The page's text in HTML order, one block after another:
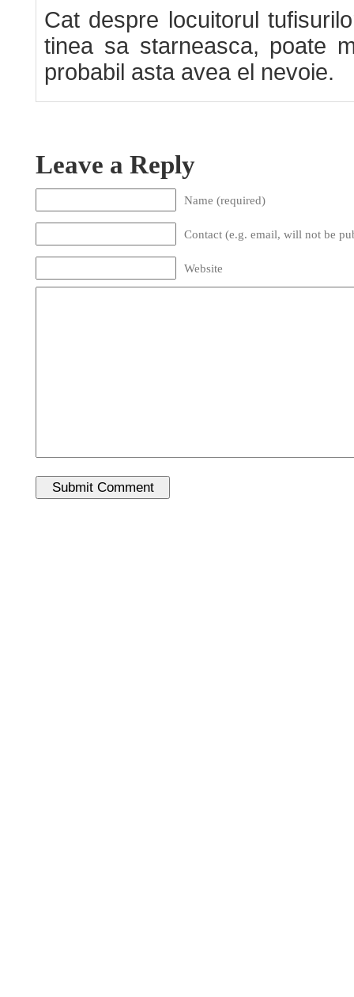
Cat despre locuitorul
tinea sa starneasca, poate
probabil asta avea el nevoie.
Leave a Reply
Name (required)
Contact (e.g. email, will not be
Website